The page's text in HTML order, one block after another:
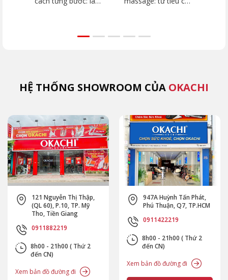
HỆ THỐNG SHOWROOM CỦA OKACHI
121 Nguyễn Thị Thập,
(QL 60), P.10, TP. Mỹ
Tho, Tiền Giang
0911882219
8h00 - 21h00 ( Thứ 2
đến CN)
Xem bản đồ đường đi
947A Huỳnh Tấn Phát,
Phú Thuận, Q7, TP.HCM
0911422219
8h00 - 21h00 ( Thứ 2
đến CN)
Xem bản đồ đường đi